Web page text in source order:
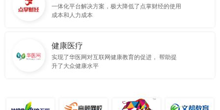
一体化平台解决方案，极大降低了点掌财经的使用
成本和人力成本
健康医疗
实现了华医网对互联网健康教育的促进， 帮助提
升了大众健康水平